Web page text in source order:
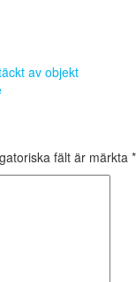
av objekt
fält är märkta *